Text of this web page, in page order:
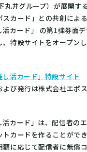
丸井グループ）が展開す
スカード」との共創によ
活カード」 の第1弾券面
、特設サイトをオープン
活カード」特設サイト
び発行は株式会社エポ
活カード」は、配信者の
トカードを作ることがで
額に応じて配信者に無償